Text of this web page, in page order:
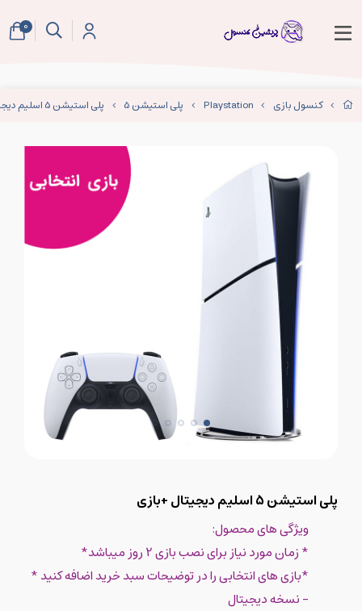
کنسول بازی Playstation پلی استیشن 5 پلی استیشن 5 اسلیم دیجیتال +بازی
پلی استیشن 5 اسلیم دیجیتال +بازی
ویژگی های محصول:
* زمان مورد نیاز برای نصب بازی 2 روز میباشد*
*بازی های انتخابی را در توضیحات سبد خرید اضافه کنید *
- نسخه دیجیتال
0